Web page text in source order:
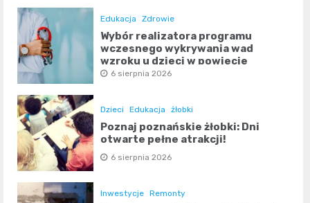
Edukacja Zdrowie
Wybór realizatora programu
wczesnego wykrywania wad
wzroku u dzieci w powiecie
poznańskim
6 sierpnia 2026
Dzieci Edukacja żłobki
Poznaj poznańskie żłobki: Dni
otwarte pełne atrakcji!
6 sierpnia 2026
Inwestycje Remonty